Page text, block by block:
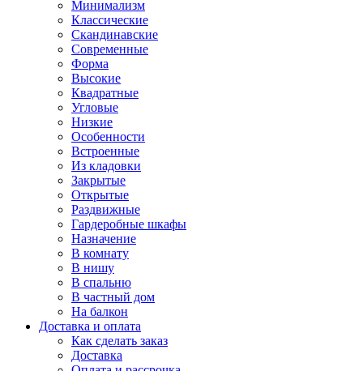
Минимализм
Классические
Скандинавские
Современные
Форма
Высокие
Квадратные
Угловые
Низкие
Особенности
Встроенные
Из кладовки
Закрытые
Открытые
Раздвижные
Гардеробные шкафы
Назначение
В комнату
В нишу
В спальню
В частный дом
На балкон
Доставка и оплата
Как сделать заказ
Доставка